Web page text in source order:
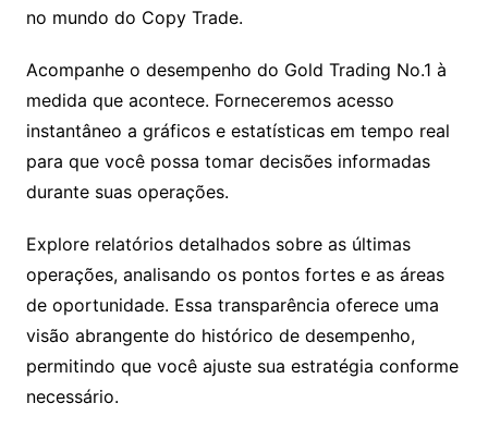
no mundo do Copy Trade.
Acompanhe o desempenho do Gold Trading No.1 à
medida que acontece. Forneceremos acesso
instantâneo a gráficos e estatísticas em tempo real
para que você possa tomar decisões informadas
durante suas operações.
Explore relatórios detalhados sobre as últimas
operações, analisando os pontos fortes e as áreas
de oportunidade. Essa transparência oferece uma
visão abrangente do histórico de desempenho,
permitindo que você ajuste sua estratégia conforme
necessário.